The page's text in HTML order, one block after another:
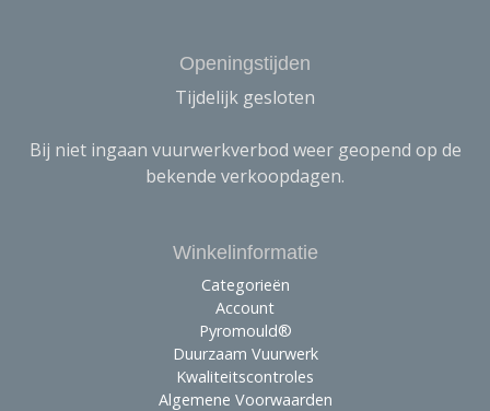
Openingstijden
Tijdelijk gesloten
Bij niet ingaan vuurwerkverbod weer geopend op de
bekende verkoopdagen.
Winkelinformatie
Categorieën
Account
Pyromould®
Duurzaam Vuurwerk
Kwaliteitscontroles
Algemene Voorwaarden